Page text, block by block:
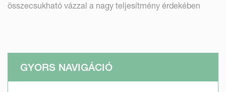
összecsukható vázzal a nagy teljesítmény érdekében
GYORS NAVIGÁCIÓ